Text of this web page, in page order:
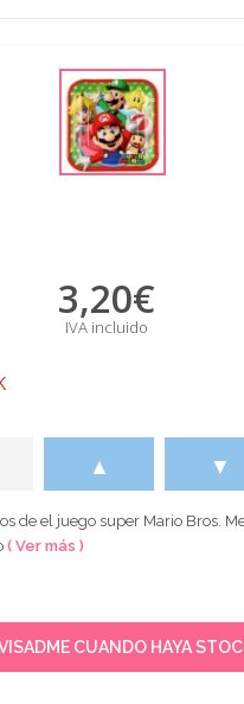
3,20€
IVA incluido
▲ ▼
de el juego super Mario Bros.
( Ver más )
CUANDO HAYA